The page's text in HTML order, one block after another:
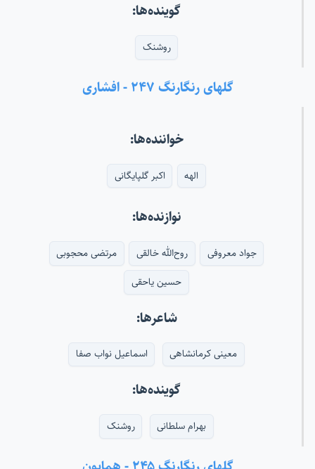
گوینده‌ها:
روشنک
گلهای رنگارنگ ۲۴۷ - افشاری
خواننده‌ها:
الهه اکبر گلپایگانی
نوازنده‌ها:
جواد معروفی روح‌الله خالقی
مرتضی محجوبی
حسین یاحقی
شاعرها:
معینی کرمانشاهی اسماعیل نواب صفا
گوینده‌ها:
بهرام سلطانی روشنک